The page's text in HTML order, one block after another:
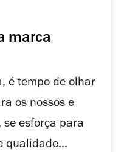
marca
é tempo de olhar
os nossos e
se esforça para
qualidade...